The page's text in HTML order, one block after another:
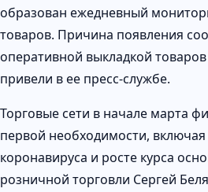
образован ежедневный
товаров. Причина появления
оперативной выкладкой
привели в ее пресс-службе.
Торговые сети в начале марта
первой необходимости,
коронавируса и росте курса
розничной торговли Сергей